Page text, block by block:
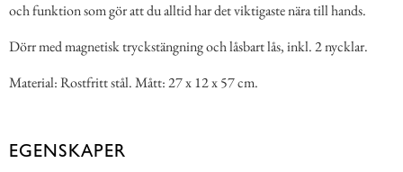
och funktion som gör att du alltid har det viktigaste nära till hands.
Dörr med magnetisk tryckstängning och låsbart lås, inkl. 2 nycklar.
Material: Rostfritt stål. Mått: 27 x 12 x 57 cm.
EGENSKAPER